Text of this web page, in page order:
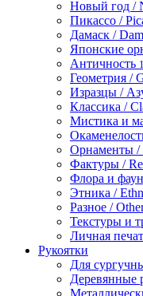
Новый год /
Пикассо /
Дамаск /
Японские
Античность
Геометрия /
Изразцы /
Классика /
Мистика и
Орнаменты /
Фактуры /
Флора и
Этника /
Разное /
Текстуры и
Личная
Рукоятки
Для
Деревянные